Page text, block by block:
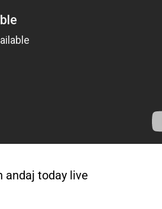
andaj today live